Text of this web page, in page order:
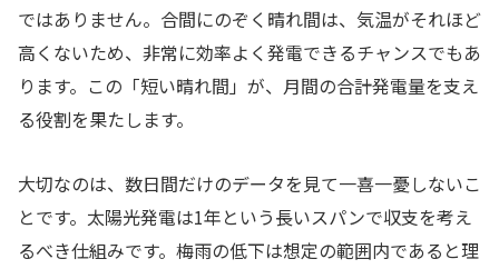
ではありません。合間にのぞく晴れ間は、気温がそれほど
高くないため、非常に効率よく発電できるチャンスでもあ
ります。この「短い晴れ間」が、月間の合計発電量を支え
る役割を果たします。
大切なのは、数日間だけのデータを見て一喜一憂しないこ
とです。太陽光発電は1年という長いスパンで収支を考え
るべき仕組みです。梅雨の低下は想定の範囲内であると理